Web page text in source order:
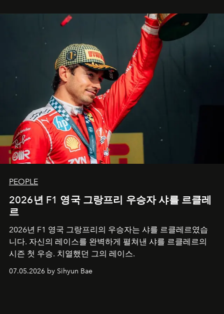
PEOPLE
2026년 F1 영국 그랑프리 우승자 샤를 르클레
르
2026년 F1 영국 그랑프리의 우승자는 샤를 르클레르였습
니다. 자신의 레이스를 완벽하게 펼쳐낸 샤를 르클레르의
시즌 첫 우승. 치열했던 그의 레이스.
07.05.2026 by Sihyun Bae